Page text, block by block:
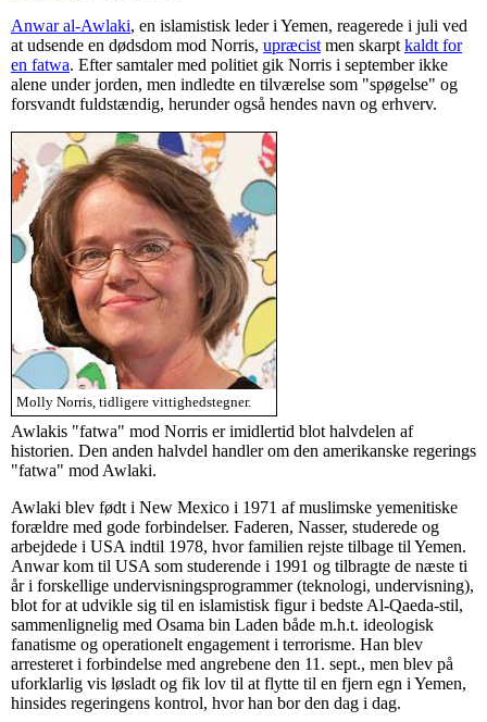
Anwar al-Awlaki, en islamistisk leder i Yemen, reagerede i juli ved
at udsende en dødsdom mod Norris, upræcist men skarpt kaldt for
en fatwa. Efter samtaler med politiet gik Norris i september ikke
alene under jorden, men indledte en tilværelse som "spøgelse" og
forsvandt fuldstændig, herunder også hendes navn og erhverv.
Molly Norris, tidligere vittighedstegner.
Awlakis "fatwa" mod Norris er imidlertid blot halvdelen af
historien. Den anden halvdel handler om den amerikanske regerings
"fatwa" mod Awlaki.
Awlaki blev født i New Mexico i 1971 af muslimske yemenitiske
forældre med gode forbindelser. Faderen, Nasser, studerede og
arbejdede i USA indtil 1978, hvor familien rejste tilbage til Yemen.
Anwar kom til USA som studerende i 1991 og tilbragte de næste ti
år i forskellige undervisningsprogrammer (teknologi, undervisning),
blot for at udvikle sig til en islamistisk figur i bedste Al-Qaeda-stil,
sammenlignelig med Osama bin Laden både m.h.t. ideologisk
fanatisme og operationelt engagement i terrorisme. Han blev
arresteret i forbindelse med angrebene den 11. sept., men blev på
uforklarlig vis løsladt og fik lov til at flytte til en fjern egn i Yemen,
hinsides regeringens kontrol, hvor han bor den dag i dag.